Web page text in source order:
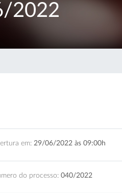
2022
em: 29/06/2022 às 09:00h
do processo: 040/2022